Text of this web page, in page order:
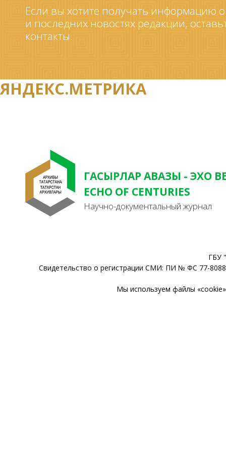
Если вы хотите получать информацию
и последних новостях редакции,
контакты.
ЯНДЕКС.МЕТРИКА
ГАСЫРЛАР АВАЗЫ - ЭХО
ECHO OF CENTURIES
Научно-документальный журнал
ГБУ
Свидетельство о регистрации СМИ: ПИ № ФС 77-
Мы используем файлы «cookie»